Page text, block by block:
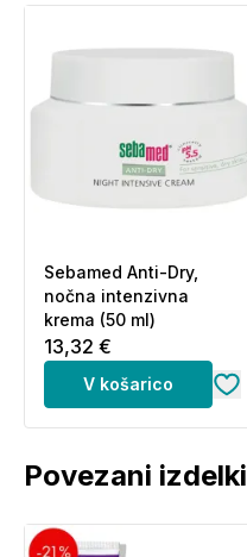
Sebamed Anti-Dry,
nočna intenzivna
krema (50 ml)
13,32 €
V košarico
Povezani izdelki